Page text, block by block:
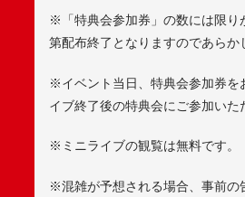
※「特典会参加券」の数には限り
第配布終了となりますのであらか
※イベント当日、特典会参加券を
イブ終了後の特典会にご参加いた
※ミニライブの観覧は無料です。
※混雑が予想される場合、事前の